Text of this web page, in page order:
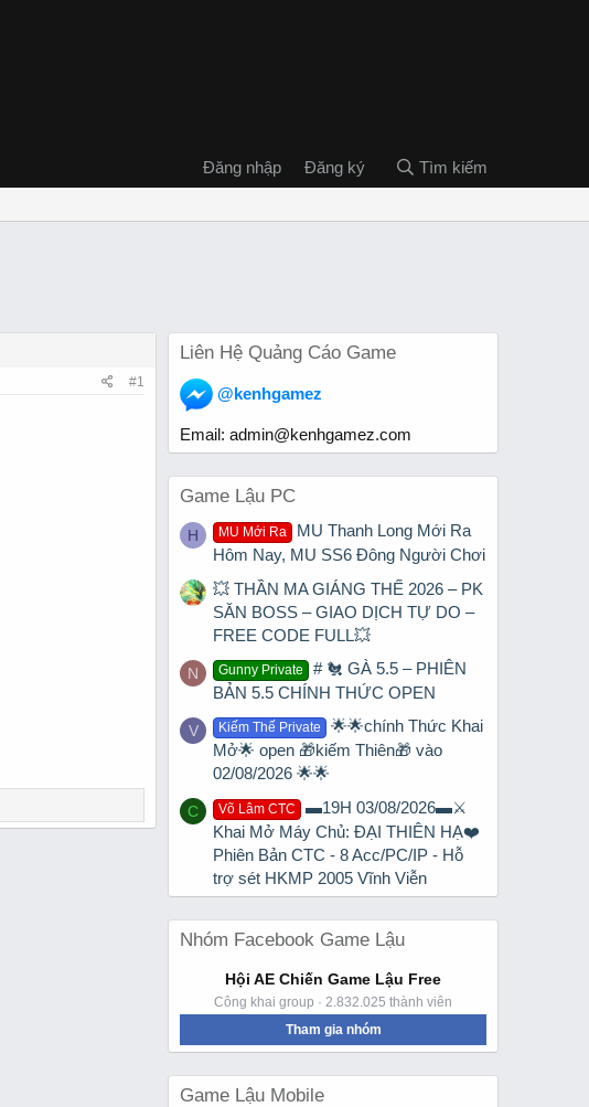
Đăng nhập Đăng ký Tìm kiếm
#1
Liên Hệ Quảng Cáo Game
@kenhgamez
Email: admin@kenhgamez.com
Game Lậu PC
H MU Mới Ra
MU Thanh Long Mới Ra
Hôm Nay, MU SS6 Đông Người Chơi
💥 THẦN MA GIÁNG THẾ 2026 – PK
SĂN BOSS – GIAO DỊCH TỰ DO –
FREE CODE FULL💥
N Gunny Private
# 🐔 GÀ 5.5 – PHIÊN
BẢN 5.5 CHÍNH THỨC OPEN
V Kiếm Thế Private
🌟🌟chính Thức Khai
Mở🌟 open 🎁kiếm Thiên🎁 vào
02/08/2026 🌟🌟
C Võ Lâm CTC
▬19H 03/08/2026▬⚔️
Khai Mở Máy Chủ: ĐẠI THIÊN HẠ❤️
Phiên Bản CTC - 8 Acc/PC/IP - Hỗ
trợ sét HKMP 2005 Vĩnh Viễn
Nhóm Facebook Game Lậu
Hội AE Chiến Game Lậu Free
Công khai group · 2.832.025 thành viên
Tham gia nhóm
Game Lậu Mobile